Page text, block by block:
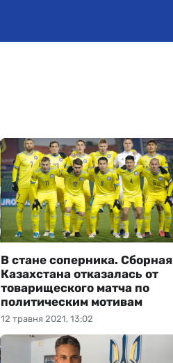
12 травня 2021, 13:02
В стане соперника. Сборная
Казахстана отказалась от
товарищеского матча по
политическим мотивам